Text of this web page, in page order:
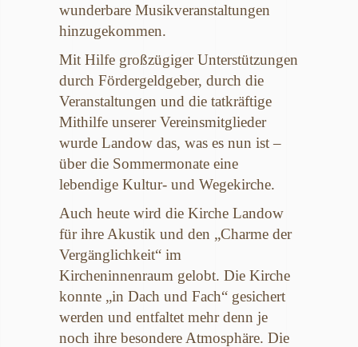
wunderbare Musikveranstaltungen
hinzugekommen.
Mit Hilfe großzügiger Unterstützungen
durch Fördergeldgeber, durch die
Veranstaltungen und die tatkräftige
Mithilfe unserer Vereinsmitglieder
wurde Landow das, was es nun ist –
über die Sommermonate eine
lebendige Kultur- und Wegekirche.
Auch heute wird die Kirche Landow
für ihre Akustik und den „Charme der
Vergänglichkeit“ im
Kircheninnenraum gelobt. Die Kirche
konnte „in Dach und Fach“ gesichert
werden und entfaltet mehr denn je
noch ihre besondere Atmosphäre. Die